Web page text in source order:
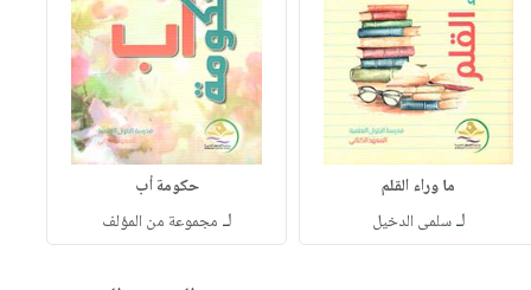
ما وراء القلم
لـسلمى الدخيل
حكومة أب
لـ مجموعة من المؤلف